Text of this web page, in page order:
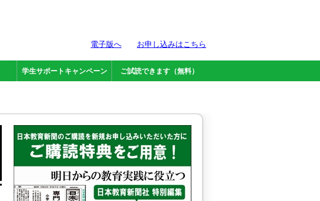
学生サポートキャンペーン ご試読できます（無料）
電子版へ お申し込みはこちら